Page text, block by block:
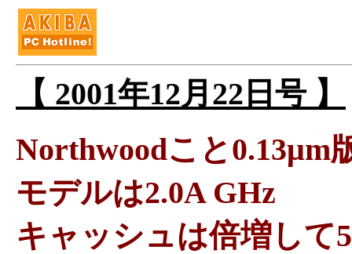
【 2001年12月22日号 】
Northwoodこと0.13μm
モデルは2.0A GHz
キャッシュは倍増して